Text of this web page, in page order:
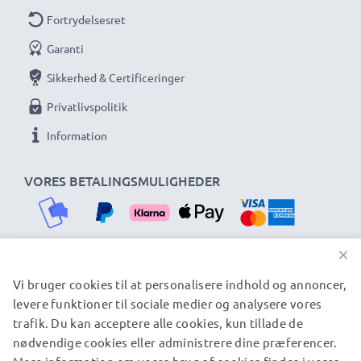
VORES BETALINGSMULIGHEDER
Fortrydelsesret
Garanti
Sikkerhed & Certificeringer
Privatlivspolitik
Information
VORES FORSENDELSESPARTNERE
© subtel.dk 2026
×
Vi bruger cookies til at personalisere indhold og annoncer,
levere funktioner til sociale medier og analysere vores
trafik. Du kan acceptere alle cookies, kun tillade de
nødvendige cookies eller administrere dine præferencer.